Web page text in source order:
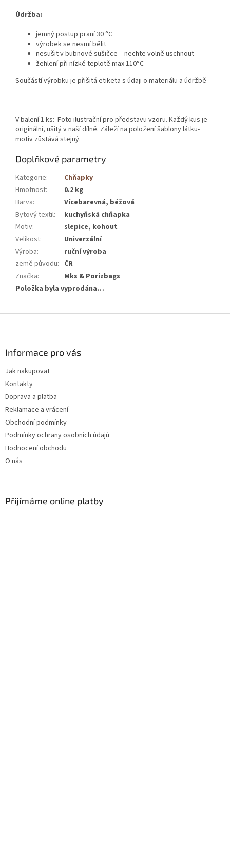
Údržba:
jemný postup praní 30 °C
výrobek se nesmí bělit
nesušit v bubnové sušičce – nechte volně uschnout
žehlení při nízké teplotě max 110°C
Součástí výrobku je přišitá etiketa s údaji o materiálu a údržbě
V balení 1 ks: Foto ilustrační pro představu vzoru. Každý kus je
originální, ušitý v naší dílně. Záleží na položení šablony látku-
motiv zůstává stejný.
Doplňkové parametry
Kategorie:
Chňapky
Hmotnost:
0.2 kg
Barva:
Vícebarevná, béžová
Bytový textil:
kuchyňská chňapka
Motiv:
slepice, kohout
Velikost:
Univerzální
Výroba:
ruční výroba
země původu: ČR
Značka:
Mks & Porizbags
Položka byla vyprodána…
Informace pro vás
Jak nakupovat
Kontakty
Doprava a platba
Reklamace a vrácení
Obchodní podmínky
Podmínky ochrany osobních údajů
Hodnocení obchodu
O nás
Přijímáme online platby